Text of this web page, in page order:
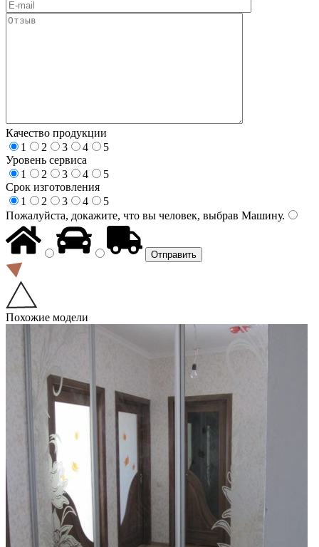
Качество продукции
1
2 3 4
5
Уровень сервиса
1
2 3 4
5
Срок изготовления
1
2 3 4
5
Пожалуйста, докажите, что вы человек, выбрав Машину.
Похожие модели